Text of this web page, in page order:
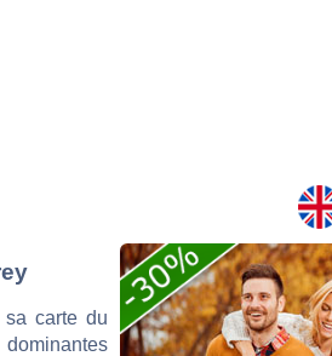
sa carte du